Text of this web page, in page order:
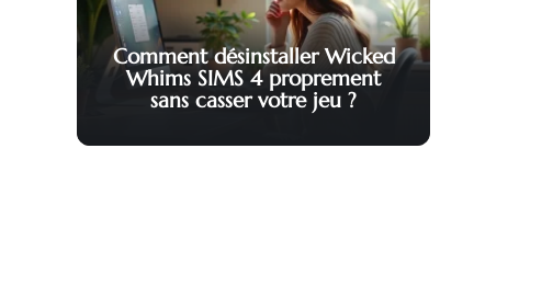
Comment désinstaller Wicked
Whims SIMS 4 proprement
sans casser votre jeu ?